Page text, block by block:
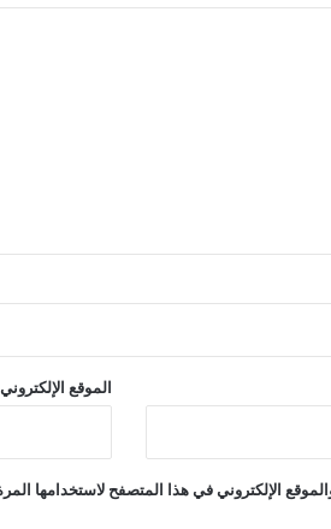
الموقع الإلكتروني
الإلكتروني في هذا المتصفح لاستخدامها